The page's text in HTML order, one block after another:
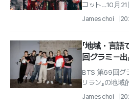
コット…10月
の音楽市場を
James choi
「地域・言
回グラミー
BTS 第69回グ
リラン』の地
達成にも『ベス
James choi